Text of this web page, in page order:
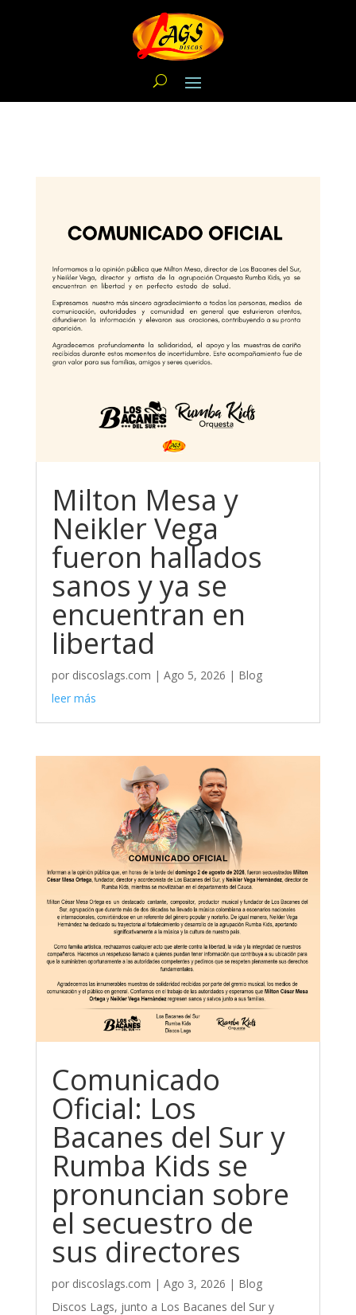
, 1 Visitas Hoy
Milton Mesa y
Neikler Vega
fueron hallados
sanos y ya se
encuentran en
libertad
por discoslags.com | Ago 5, 2026 | Blog
leer más
Comunicado
Oficial: Los
Bacanes del Sur y
Rumba Kids se
pronuncian sobre
el secuestro de
sus directores
por discoslags.com | Ago 3, 2026 | Blog
Discos Lags, junto a Los Bacanes del Sur y